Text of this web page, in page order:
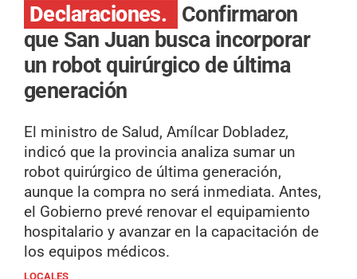
Declaraciones.
Confirmaron
que San Juan busca incorporar
un robot quirúrgico de última
generación
El ministro de Salud, Amílcar Dobladez,
indicó que la provincia analiza sumar un
robot quirúrgico de última generación,
aunque la compra no será inmediata. Antes,
el Gobierno prevé renovar el equipamiento
hospitalario y avanzar en la capacitación de
los equipos médicos.
LOCALES